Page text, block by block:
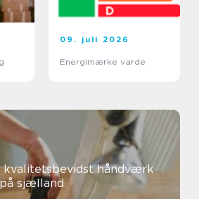
09. juli 2026
Energimærke varde
kvalitetsbevidst håndværk
sjælland